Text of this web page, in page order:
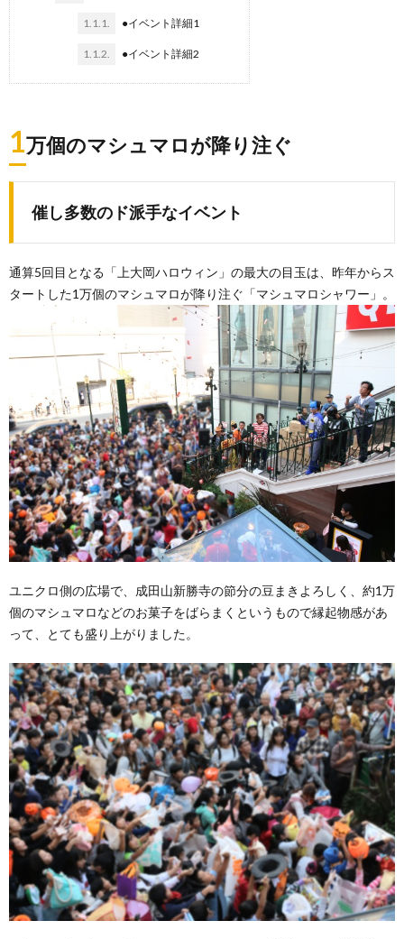
1.1.1. ●イベント詳細1
1.1.2. ●イベント詳細2
1万個のマシュマロが降り注ぐ
催し多数のド派手なイベント
通算5回目となる「上大岡ハロウィン」の最大の目玉は、昨年からス
タートした1万個のマシュマロが降り注ぐ「マシュマロシャワー」。
ユニクロ側の広場で、成田山新勝寺の節分の豆まきよろしく、約1万
個のマシュマロなどのお菓子をばらまくというもので縁起物感があ
って、とても盛り上がりました。